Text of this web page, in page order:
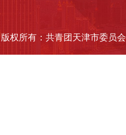
版权所有：共青团天津市委